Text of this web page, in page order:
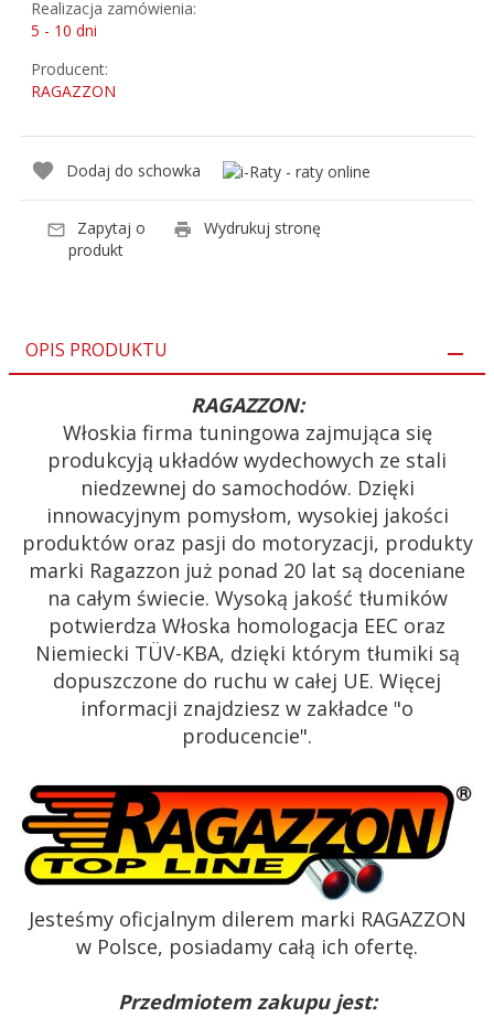
Realizacja zamówienia:
5 - 10 dni
Producent:
RAGAZZON
Dodaj do schowka
Zapytaj o
produkt
Wydrukuj stronę
OPIS PRODUKTU
RAGAZZON:
Włoskia firma tuningowa zajmująca się
produkcyją układów wydechowych ze stali
niedzewnej do samochodów. Dzięki
innowacyjnym pomysłom, wysokiej jakości
produktów oraz pasji do motoryzacji, produkty
marki Ragazzon już ponad 20 lat są doceniane
na całym świecie. Wysoką jakość tłumików
potwierdza Włoska homologacja EEC oraz
Niemiecki TÜV-KBA, dzięki którym tłumiki są
dopuszczone do ruchu w całej UE. Więcej
informacji znajdziesz w zakładce "o
producencie".
Jesteśmy oficjalnym dilerem marki RAGAZZON
w Polsce, posiadamy całą ich ofertę.
Przedmiotem zakupu jest: